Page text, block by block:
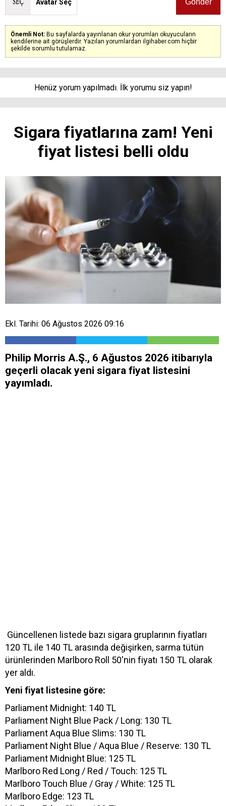
Avatar Seç
Önemli Not: Bu sayfalarda yayınlanan okur yorumları okuyucuların
kendilerine ait görüşlerdir. Yazılan yorumlardan ilgihaber.com hiçbir
şekilde sorumlu tutulamaz.
Henüz yorum yapılmadı. İlk yorumu siz yapın!
Sigara fiyatlarına zam! Yeni
fiyat listesi belli oldu
Ekl. Tarihi: 06 Ağustos 2026 09:16
Philip Morris A.Ş., 6 Ağustos 2026 itibarıyla
geçerli olacak yeni sigara fiyat listesini
yayımladı.
Güncellenen listede bazı sigara gruplarının fiyatları
120 TL ile 140 TL arasında değişirken, sarma tütün
ürünlerinden Marlboro Roll 50'nin fiyatı 150 TL olarak
yer aldı.
Yeni fiyat listesine göre:
Parliament Midnight: 140 TL
Parliament Night Blue Pack / Long: 130 TL
Parliament Aqua Blue Slims: 130 TL
Parliament Night Blue / Aqua Blue / Reserve: 130 TL
Parliament Midnight Blue: 125 TL
Marlboro Red Long / Red / Touch: 125 TL
Marlboro Touch Blue / Gray / White: 125 TL
Marlboro Edge: 123 TL